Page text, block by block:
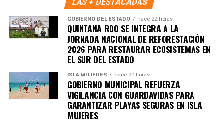
Recibe las noticias al instante
Únete al canal oficial de WhatsApp de
Quinto Podery recibe las noticias más
importantes de Quintana Roo directamente
en tu teléfono.
LAS + DESTACADAS
GOBIERNO DEL ESTADO hace 22 horas
QUINTANA ROO SE INTEGRA A LA
JORNADA NACIONAL DE REFORESTACIÓN
2026 PARA RESTAURAR ECOSISTEMAS EN
EL SUR DEL ESTADO
ISLA MUJERES hace 20 horas
GOBIERNO MUNICIPAL REFUERZA
VIGILANCIA CON GUARDAVIDAS PARA
GARANTIZAR PLAYAS SEGURAS EN ISLA
MUJERES